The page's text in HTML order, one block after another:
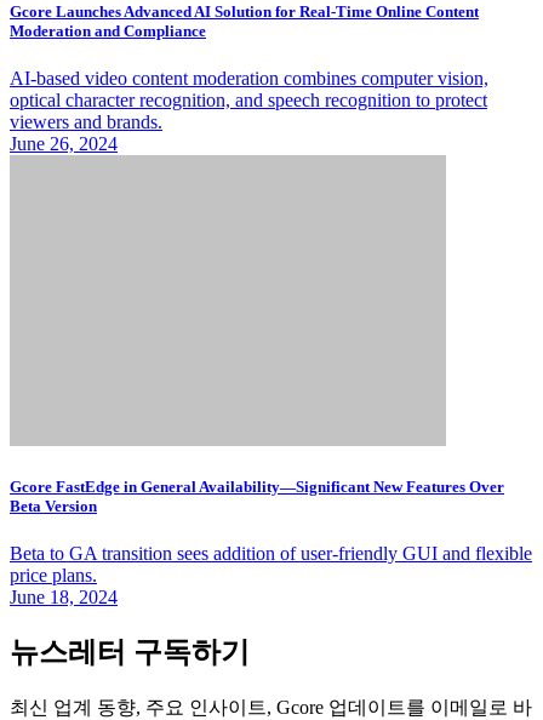
Gcore Launches Advanced AI Solution for Real-Time Online Content
Moderation and Compliance
AI-based video content moderation combines computer vision,
optical character recognition, and speech recognition to protect
viewers and brands.
June 26, 2024
Gcore FastEdge in General Availability—Significant New Features Over
Beta Version
Beta to GA transition sees addition of user-friendly GUI and flexible
price plans.
June 18, 2024
뉴스레터 구독하기
최신 업계 동향, 주요 인사이트, Gcore 업데이트를 이메일로 바